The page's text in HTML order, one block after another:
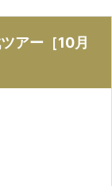
アー［10月